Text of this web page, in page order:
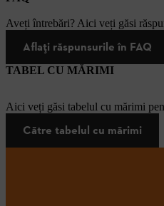
Aveți întrebări? Aici veți găsi
Aflați răspunsurile în FAQ
TABEL CU MĂRIMI
Aici veți găsi tabelul cu mărimi
Către tabelul cu mărimi